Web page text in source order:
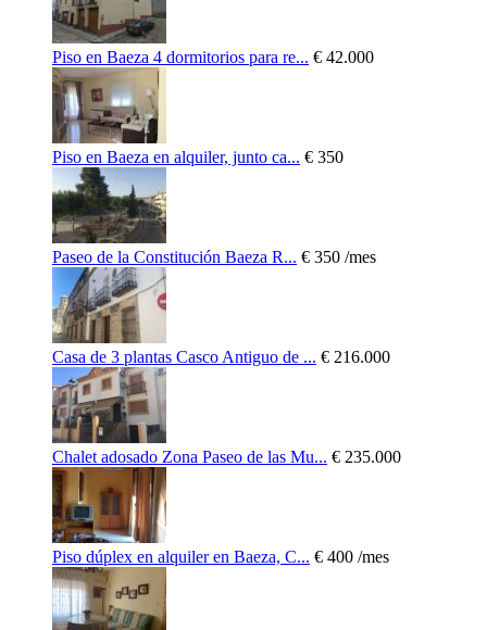
Piso en Baeza 4 dormitorios para re... € 42.000
Piso en Baeza en alquiler, junto ca... € 350
Paseo de la Constitución Baeza R... € 350 /mes
Casa de 3 plantas Casco Antiguo de ... € 216.000
Chalet adosado Zona Paseo de las Mu... € 235.000
Piso dúplex en alquiler en Baeza, C... € 400 /mes